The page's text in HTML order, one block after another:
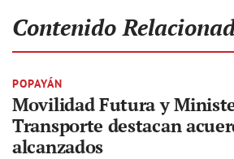
Contenido
POPAYÁN
Movilidad Futura y
Transporte destacan
alcanzados